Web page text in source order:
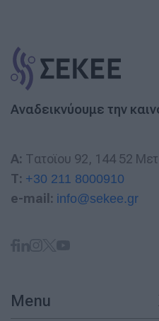
Αναδεικνύουμε την
A: Τατοϊου 92, 144 52
T: +30 211 8000910
e-mail: info@sekee.gr
Menu